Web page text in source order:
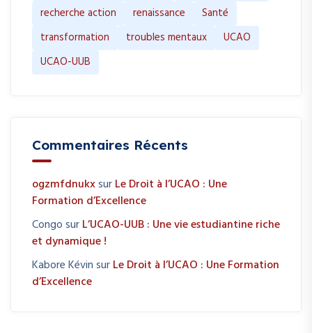
recherche action
renaissance
Santé
transformation
troubles mentaux
UCAO
UCAO-UUB
Commentaires Récents
ogzmfdnukxsurLe Droit à l’UCAO : Une
Formation d’Excellence
CongosurL’UCAO-UUB : Une vie estudiantine riche
et dynamique !
Kabore KévinsurLe Droit à l’UCAO : Une Formation
d’Excellence